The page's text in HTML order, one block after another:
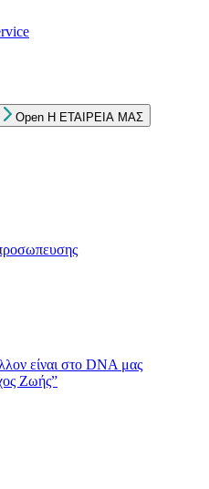
Open Η ΕΤΑΙΡΕΙΑ ΜΑΣ
είναι στο DNA μας
Ζωής”